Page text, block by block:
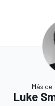
Más de
Luke